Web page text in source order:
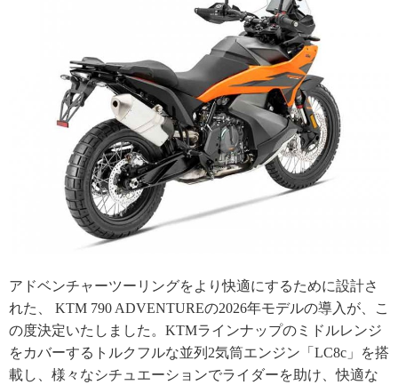
アドベンチャーツーリングをより快適にするために設計さ
れた、 KTM 790 ADVENTUREの2026年モデルの導入が、こ
の度決定いたしました。KTMラインナップのミドルレンジ
をカバーするトルクフルな並列2気筒エンジン「LC8c」を搭
載し、様々なシチュエーションでライダーを助け、快適な